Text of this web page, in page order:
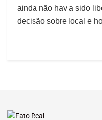
ainda não havia sido
decisão sobre local e